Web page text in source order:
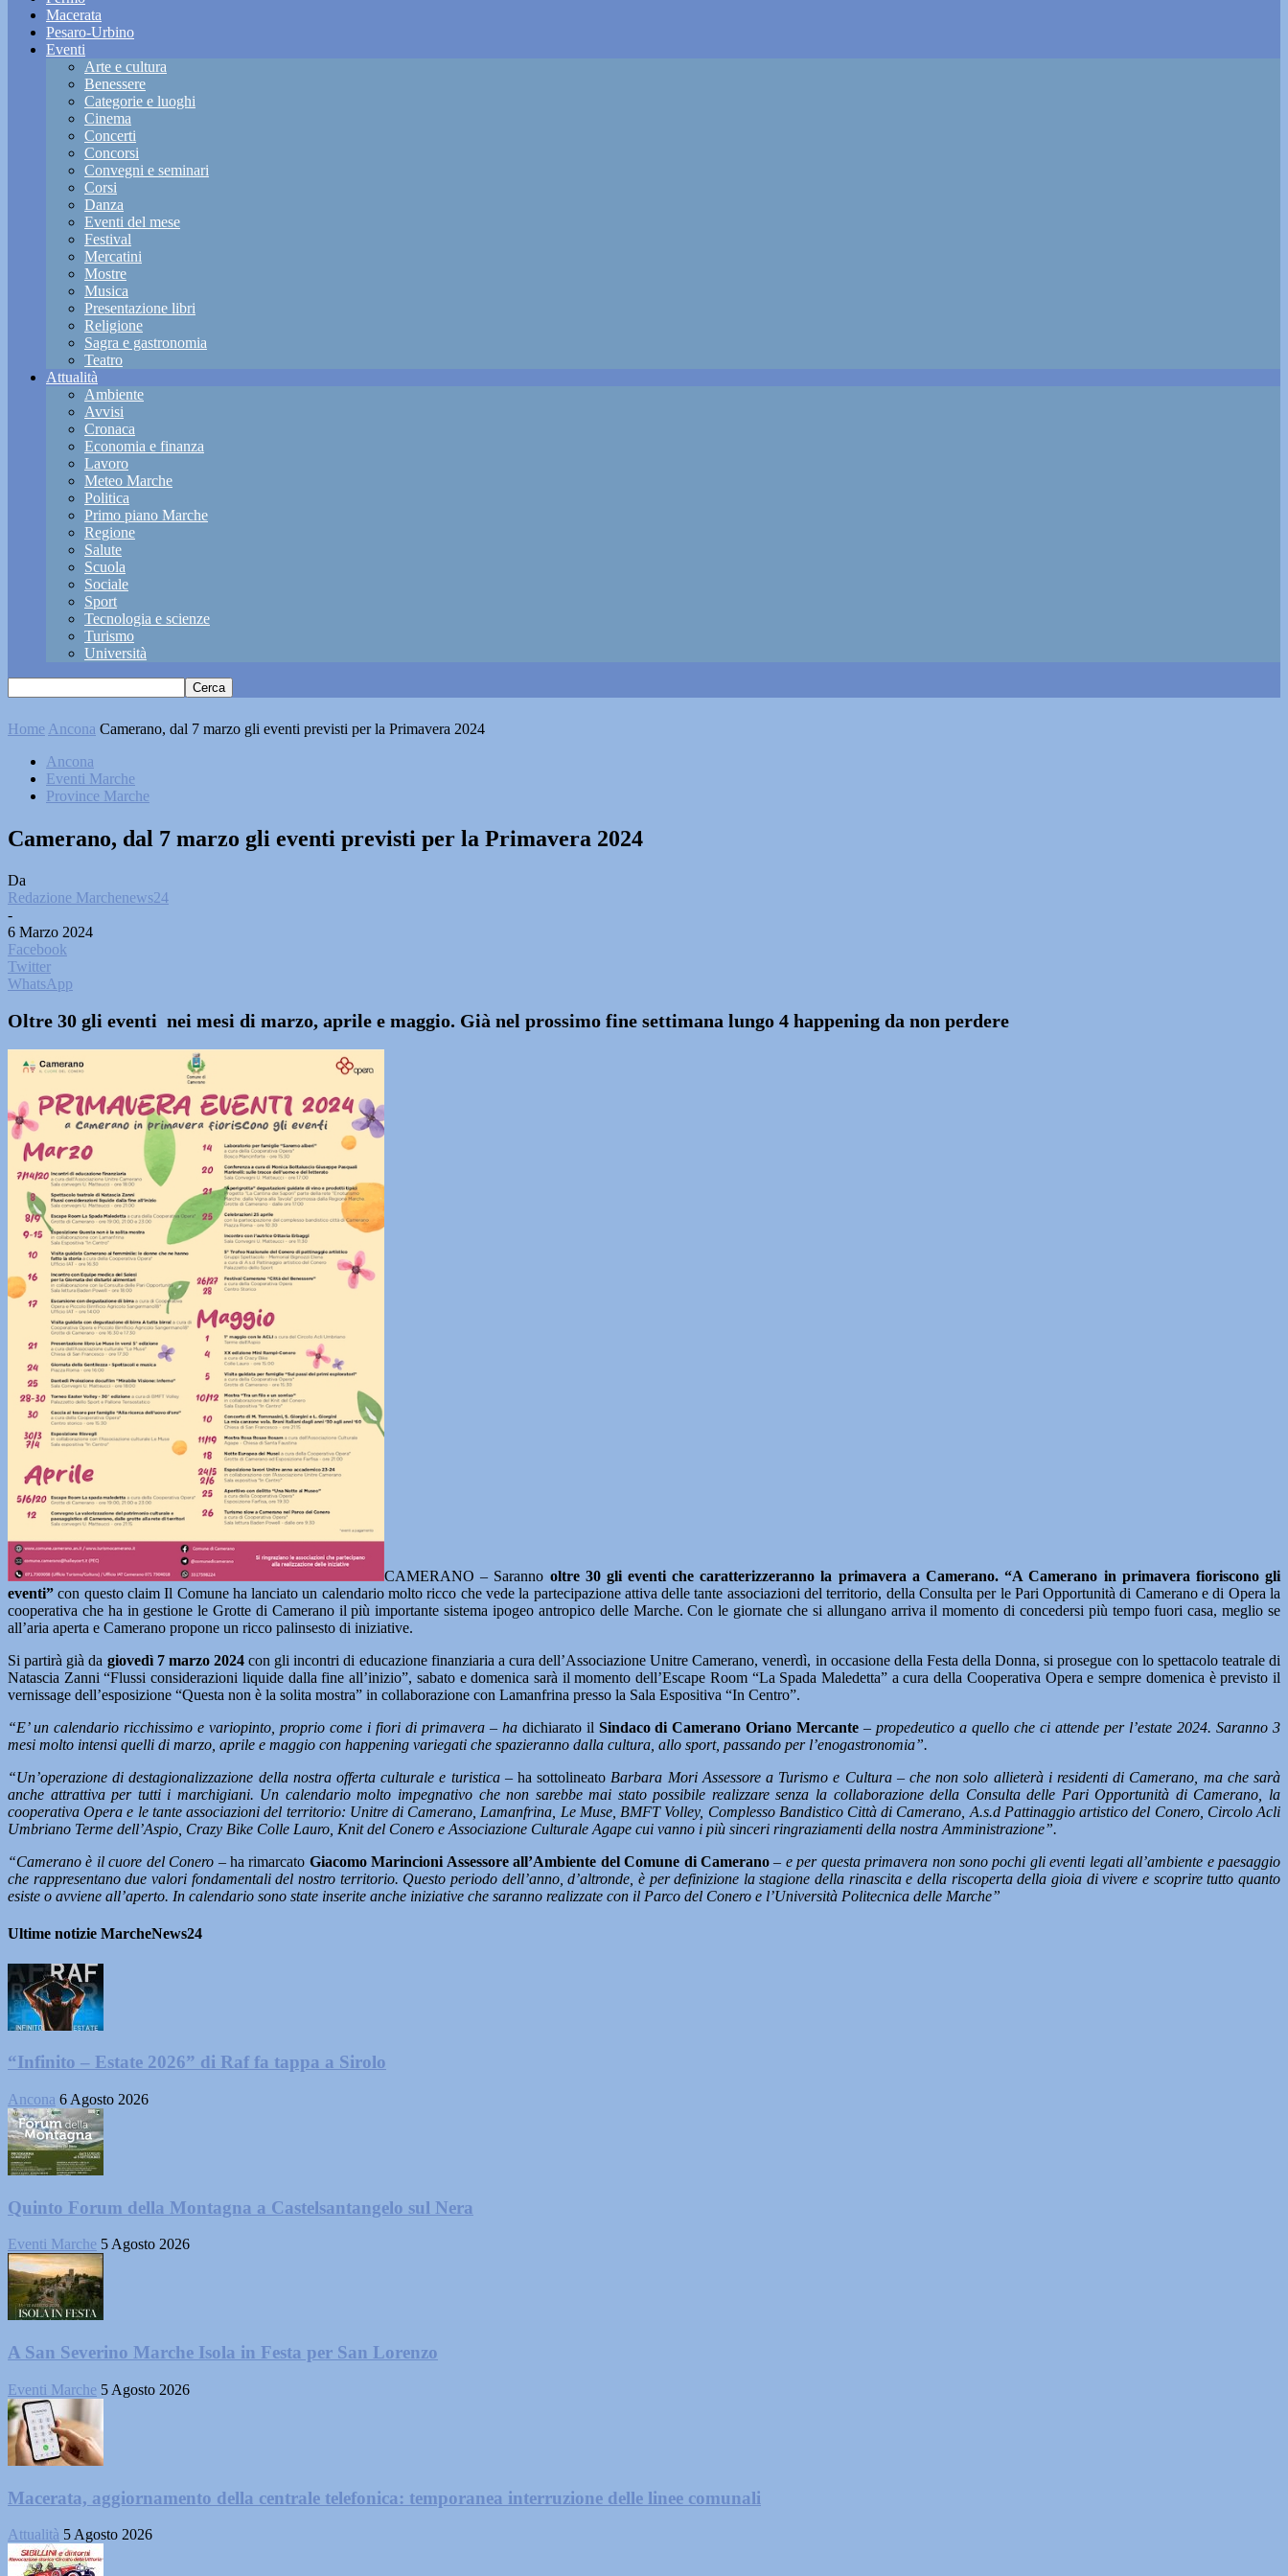
Macerata
Pesaro-Urbino
Eventi
Arte e cultura
Benessere
Categorie e luoghi
Cinema
Concerti
Concorsi
Convegni e seminari
Corsi
Danza
Eventi del mese
Festival
Mercatini
Mostre
Musica
Presentazione libri
Religione
Sagra e gastronomia
Teatro
Attualità
Ambiente
Avvisi
Cronaca
Economia e finanza
Lavoro
Meteo Marche
Politica
Primo piano Marche
Regione
Salute
Scuola
Sociale
Sport
Tecnologia e scienze
Turismo
Università
Home Ancona Camerano, dal 7 marzo gli eventi previsti per la Primavera 2024
Ancona
Eventi Marche
Province Marche
Camerano, dal 7 marzo gli eventi previsti per la Primavera 2024
Da
Redazione Marchenews24
-
6 Marzo 2024
Facebook
Twitter
WhatsApp
Oltre 30 gli eventi nei mesi di marzo, aprile e maggio. Già nel prossimo fine settimana lungo 4 happening da non perdere
CAMERANO – Saranno oltre 30 gli eventi che caratterizzeranno la primavera a Camerano. “A Camerano in primavera fioriscono gli
eventi” con questo claim Il Comune ha lanciato un calendario molto ricco che vede la partecipazione attiva delle tante associazioni del territorio, della Consulta per le Pari Opportunità di Camerano e di Opera la
cooperativa che ha in gestione le Grotte di Camerano il più importante sistema ipogeo antropico delle Marche. Con le giornate che si allungano arriva il momento di concedersi più tempo fuori casa, meglio se
all’aria aperta e Camerano propone un ricco palinsesto di iniziative.
Si partirà già da giovedì 7 marzo 2024con gli incontri di educazione finanziaria a cura dell’Associazione Unitre Camerano, venerdì, in occasione della Festa della Donna, si prosegue con lo spettacolo teatrale di
Natascia Zanni “Flussi considerazioni liquide dalla fine all’inizio”, sabato e domenica sarà il momento dell’Escape Room “La Spada Maledetta” a cura della Cooperativa Opera e sempre domenica è previsto il
vernissage dell’esposizione “Questa non è la solita mostra” in collaborazione con Lamanfrina presso la Sala Espositiva “In Centro”.
“E’ un calendario ricchissimo e variopinto, proprio come i fiori di primavera – hadichiarato il Sindaco di Camerano Oriano Mercante –propedeutico a quello che ci attende per l’estate 2024. Saranno 3
mesi molto intensi quelli di marzo, aprile e maggio con happening variegati che spazieranno dalla cultura, allo sport, passando per l’enogastronomia”.
“Un’operazione di destagionalizzazione della nostra offerta culturale e turistica –ha sottolineato Barbara Mori Assessore a Turismo e Cultura–che non solo allieterà i residenti di Camerano, ma che sarà
anche attrattiva per tutti i marchigiani. Un calendario molto impegnativo che non sarebbe mai stato possibile realizzare senza la collaborazione della Consulta delle Pari Opportunità di Camerano, la
cooperativa Opera e le tante associazioni del territorio: Unitre di Camerano, Lamanfrina, Le Muse, BMFT Volley, Complesso Bandistico Città di Camerano, A.s.d Pattinaggio artistico del Conero, Circolo Acli
Umbriano Terme dell’Aspio, Crazy Bike Colle Lauro, Knit del Conero e Associazione Culturale Agape cui vanno i più sinceri ringraziamenti della nostra Amministrazione”.
“Camerano è il cuore del Conero –ha rimarcato Giacomo Marincioni Assessore all’Ambiente del Comune di Camerano– e per questa primavera non sono pochi gli eventi legati all’ambiente e paesaggio
che rappresentano due valori fondamentali del nostro territorio. Questo periodo dell’anno, d’altronde, è per definizione la stagione della rinascita e della riscoperta della gioia di vivere e scoprire tutto quanto
esiste o avviene all’aperto. In calendario sono state inserite anche iniziative che saranno realizzate con il Parco del Conero e l’Università Politecnica delle Marche”
Ultime notizie MarcheNews24
“Infinito – Estate 2026” di Raf fa tappa a Sirolo
Ancona 6 Agosto 2026
Quinto Forum della Montagna a Castelsantangelo sul Nera
Eventi Marche 5 Agosto 2026
A San Severino Marche Isola in Festa per San Lorenzo
Eventi Marche 5 Agosto 2026
Macerata, aggiornamento della centrale telefonica: temporanea interruzione delle linee comunali
Attualità 5 Agosto 2026